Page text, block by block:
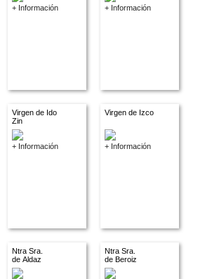
+ Información + Información
Virgen de Ido
Zin
+ Información
Virgen de Izco
+ Información
Ntra Sra.
de Aldaz
Ntra Sra.
de Beroiz